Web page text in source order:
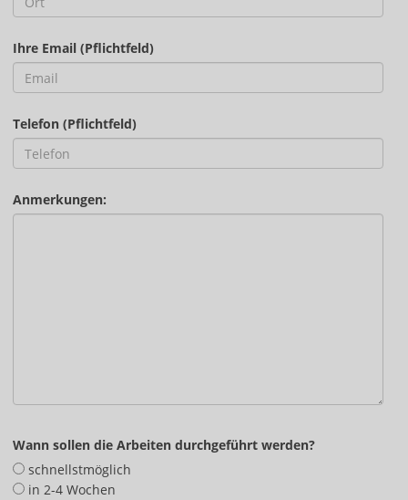
Ihre Email (Pflichtfeld)
Telefon (Pflichtfeld)
Anmerkungen:
Wann sollen die Arbeiten durchgeführt werden?
schnellstmöglich
in 2-4 Wochen